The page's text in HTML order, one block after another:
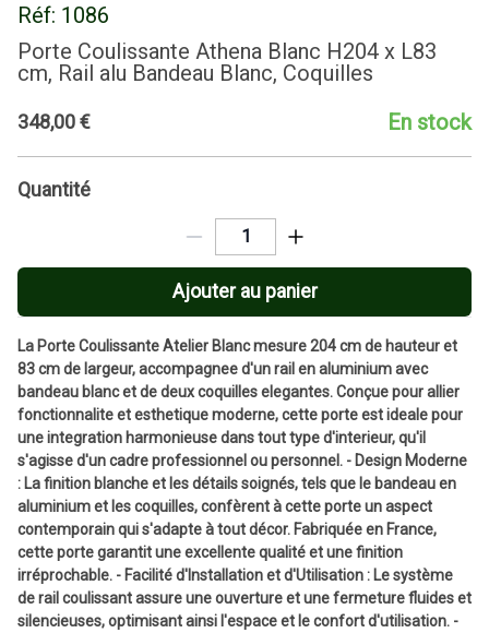
Réf: 1086
Porte Coulissante Athena Blanc H204 x L83
cm, Rail alu Bandeau Blanc, Coquilles
348,00€ En stock
Quantité
Ajouter au panier
La Porte Coulissante Atelier Blanc mesure 204 cm de hauteur et
83 cm de largeur, accompagnee d'un rail en aluminium avec
bandeau blanc et de deux coquilles elegantes. Conçue pour allier
fonctionnalite et esthetique moderne, cette porte est ideale pour
une integration harmonieuse dans tout type d'interieur, qu'il
s'agisse d'un cadre professionnel ou personnel. - Design Moderne
: La finition blanche et les détails soignés, tels que le bandeau en
aluminium et les coquilles, confèrent à cette porte un aspect
contemporain qui s'adapte à tout décor. Fabriquée en France,
cette porte garantit une excellente qualité et une finition
irréprochable. - Facilité d'Installation et d'Utilisation : Le système
de rail coulissant assure une ouverture et une fermeture fluides et
silencieuses, optimisant ainsi l'espace et le confort d'utilisation. -